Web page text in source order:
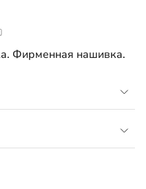
Фирменная нашивка.
лайкра
стирка со
при температуре не